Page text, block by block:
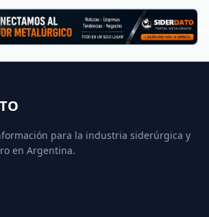
para la industria siderúrgica y
en Argentina.